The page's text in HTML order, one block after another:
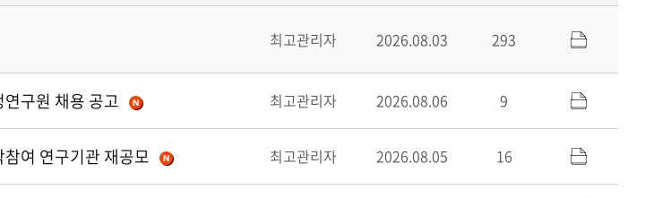
최고관리자 2026.08.03 293
구원 채용 공고 최고관리자 2026.08.06 9
여 연구기관 재공모 최고관리자 2026.08.05 16